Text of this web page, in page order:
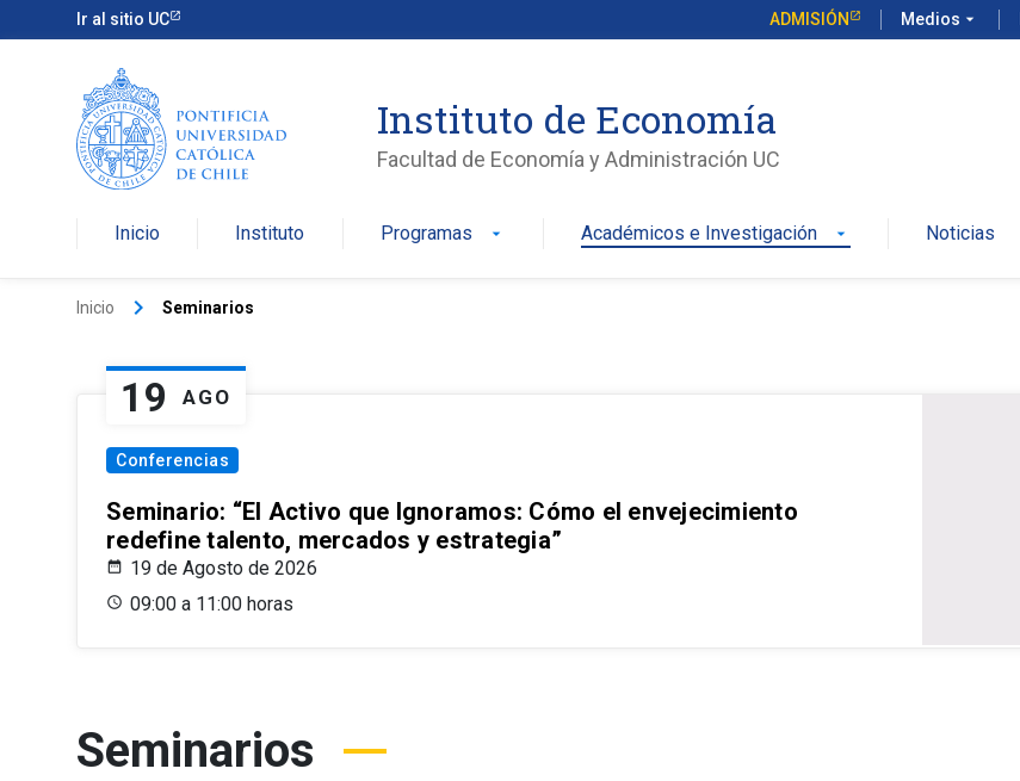
Ir al sitio UC ADMISIÓN Medios arrow_drop_down
Instituto de Economía
Facultad de Economía y Administración UC
Inicio Instituto Programas arrow_drop_down Académicos e Investigación arrow_drop_down Noticias
Inicio keyboard_arrow_right Seminarios
19 AGO
Conferencias
Seminario: “El Activo que Ignoramos: Cómo el envejecimiento
redefine talento, mercados y estrategia”
19 de Agosto de 2026
09:00 a 11:00 horas
Seminarios